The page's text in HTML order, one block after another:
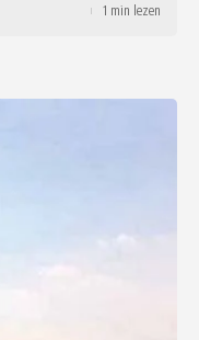
1 min lezen